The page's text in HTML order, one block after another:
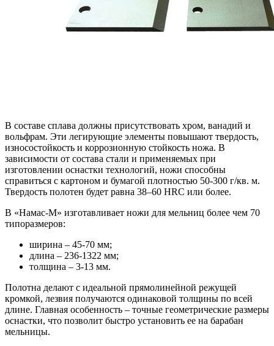
В составе сплава должны присутствовать хром, ванадий и
вольфрам. Эти легирующие элементы повышают твердость,
износостойкость и коррозионную стойкость ножа. В
зависимости от состава стали и применяемых при
изготовлении оснастки технологий, ножи способны
справиться с картоном и бумагой плотностью 50-300 г/кв. м.
Твердость полотен будет равна 38–60 HRC или более.
В «Намас-М» изготавливает ножи для мельниц более чем 70
типоразмеров:
ширина – 45-70 мм;
длина – 236-1322 мм;
толщина – 3-13 мм.
Полотна делают с идеальной прямолинейной режущей
кромкой, лезвия получаются одинаковой толщины по всей
длине. Главная особенность – точные геометрические размеры
оснастки, что позволит быстро установить ее на барабан
мельницы.